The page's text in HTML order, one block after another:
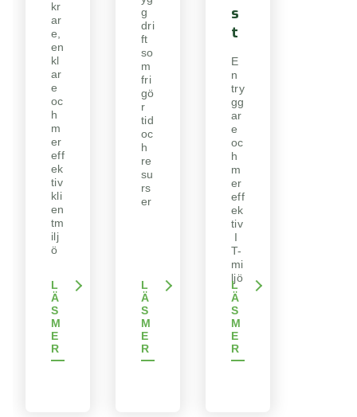
kr
ar
e,
en
kl
ar
e
oc
h
m
er
eff
ek
tiv
kli
en
tm
ilj
ö
L
Ä
S
M
E
R
g
dri
ft
so
m
fri
gö
r
tid
oc
h
re
su
rs
er
L
Ä
S
M
E
R
s
t
E
n
try
gg
ar
e
oc
h
m
er
eff
ek
tiv
I
T-
mi
ljö
L
Ä
S
M
E
R